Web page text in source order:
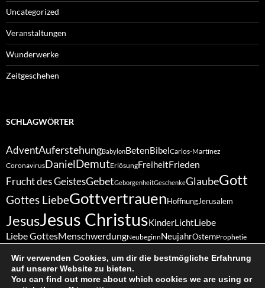
Uncategorized
Veranstaltungen
Wunderwerke
Zeitgeschehen
SCHLAGWÖRTER
AdventAuferstehungBabylonBetenBibelCarlos-Martínez
CoronavirusDanielDemutErlösungFreiheitFrieden
Frucht des GeistesGebetGeborgenheitGeschenkeGlaubeGott
Gottes LiebeGottvertrauenHoffnungJerusalem
JesusJesus ChristusKinderLichtLiebe
Liebe GottesMenschwerdungNeubeginnNeujahrOsternProphetie
RuheRuhetag Sabbat SchöpfergottSchöpfungTreueVergebung
VertrauenWeihnachtenWunder
Wir verwenden Cookies, um dir die bestmögliche Erfahrung
auf unserer Website zu bieten.
You can find out more about which cookies we are using or